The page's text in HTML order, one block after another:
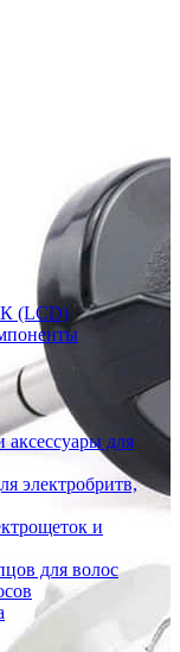
(LCD)
аксессуары для
электробритв,
и
для волос